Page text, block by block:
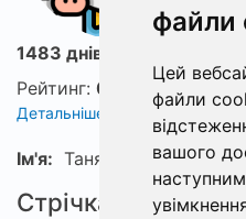
файли
Цей
файли
вашого
1483 днів з ФішХаб
Рейтинг: 0
Детальніше про рейтинг
Ім'я: Таня
Стрічка